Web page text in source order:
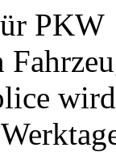
PKW